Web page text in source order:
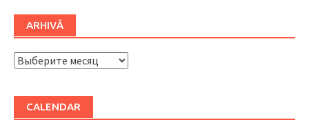
ARHIVĂ
ARHIVĂ
CALENDAR